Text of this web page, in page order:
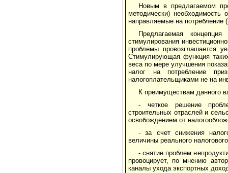
Новым в предлагаемом
методически) необходимость
направляемые на потребление
Предлагаемая
стимулирования
проблемы провозглашается
Стимулирующая функция
веса по мере улуч­шения
налог на потребление
налогоплательщиками не на
К преимуществам данного
- четкое решение
строительных отраслей и
освобождением от
- за счет снижения
величины реального
- снятие проблем
провоцирует, по мнению
каналы ухода экспортных